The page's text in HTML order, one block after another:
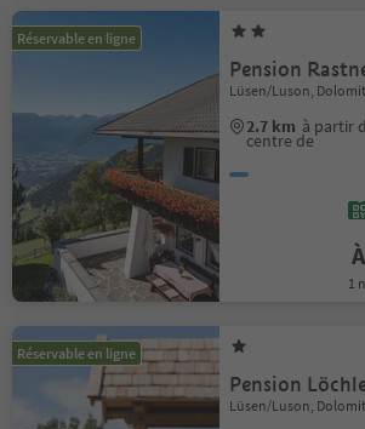
Réservable en ligne
Pension
Lüsen/Luson,
2.7 km à partir
centre de
1
Réservable en ligne
Pension
Lüsen/Luson,